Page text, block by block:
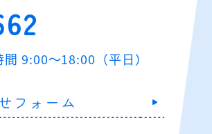
間 9:00～18:00（平日）
フォーム